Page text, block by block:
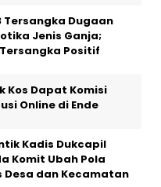
Tersangka Dugaan
Jenis Ganja;
Positif
Kos Dapat Komisi
Online di Ende
Kadis Dukcapil
Komit Ubah Pola
Desa dan Kecamatan